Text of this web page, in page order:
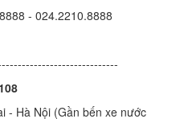
- 024.2210.8888
- Hà Nội (Gần bến xe nước